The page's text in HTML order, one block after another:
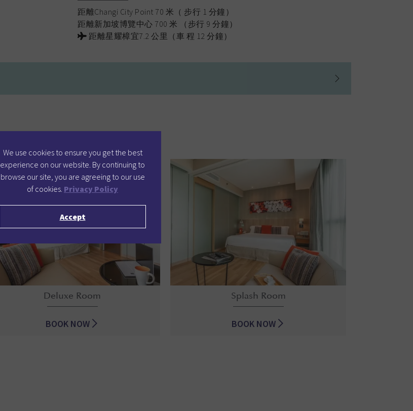
距離Changi City Point 70 米（ 步行 1 分鐘）
距離新加坡博覽中心 700 米 （步行 9 分鐘）
距離星耀樟宜7.2 公里（車 程 12 分鐘）
Deluxe Room
BOOK NOW
Splash Room
BOOK NOW
We use cookies to ensure you get the best
experience on our website. By continuing to
browse our site, you are agreeing to our use
of cookies. Privacy Policy
Accept